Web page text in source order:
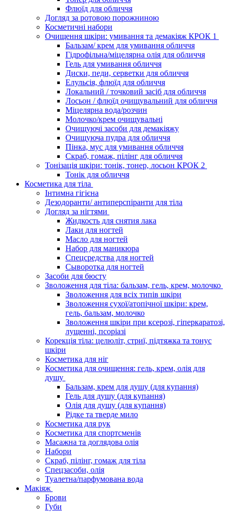
Флюїд для обличчя
Догляд за ротовою порожниною
Косметичні набори
Очищення шкіри: умивання та демакіяж КРОК 1
Бальзам/ крем для умивання обличчя
Гідрофільна/міцелярна олія для обличчя
Гель для умивання обличчя
Диски, педи, серветки для обличчя
Елульсія, флюїд для обличчя
Локальний / точковий засіб для обличчя
Лосьон / флюїд очищувальний для обличчя
Міцелярна вода/розчин
Молочко/крем очищувальні
Очищуючі засоби для демакіяжу
Очищуюча пудра для обличчя
Пінка, мус для умивання обличчя
Скраб, гомаж, пілінг для обличчя
Тонізація шкіри: тонік, тонер, лосьон КРОК 2
Тонік для обличчя
Косметика для тіла
Інтимна гігієна
Дезодоранти/ антиперспіранти для тіла
Догляд за нігтями
Жидкость для снятия лака
Лаки для ногтей
Масло для ногтей
Набор для маникюра
Спецсредства для ногтей
Сыворотка для ногтей
Засоби для бюсту
Зволоження для тіла: бальзам, гель, крем, молочко
Зволоження для всіх типів шкіри
Зволоження сухої/атопічної шкіри: крем,
гель, бальзам, молочко
Зволоження шкіри при ксерозі, гіперкаратозі,
лущенні, псоріазі
Корекція тіла: целюліт, стриї, підтяжка та тонус
шкіри
Косметика для ніг
Косметика для очищення: гель, крем, олія для
душу
Бальзам, крем для душу (для купання)
Гель для душу (для купання)
Олія для душу (для купання)
Рідке та тверде мило
Косметика для рук
Косметика для спортсменів
Масажна та доглядова олія
Набори
Скраб, пілінг, гомаж для тіла
Спецзасоби, олія
Туалетна/парфумована вода
Макіяж
Брови
Губи